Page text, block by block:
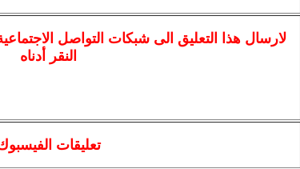
لارسالهذا التعليق الى شبكات التواصل
النقر أدناه
تعليقات